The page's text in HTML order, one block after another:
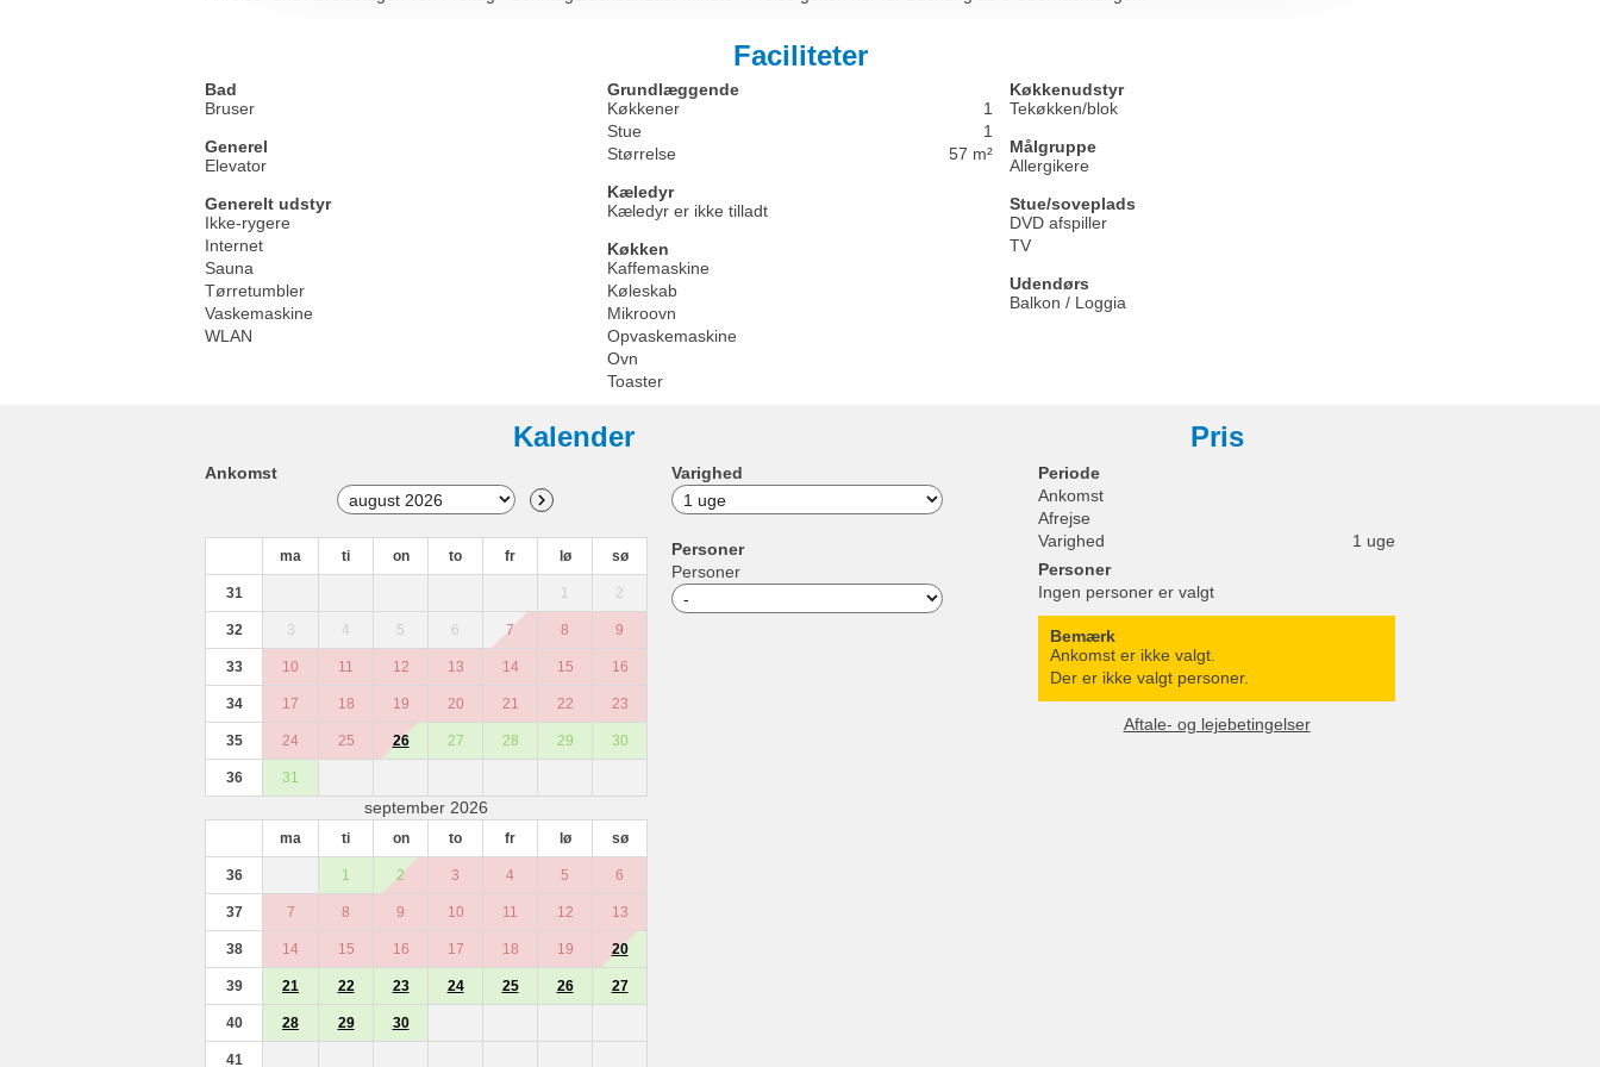
Faciliteter
Bad
Bruser
Generel
Elevator
Generelt udstyr
Ikke-rygere
Internet
Sauna
Tørretumbler
Vaskemaskine
WLAN
Grundlæggende
Køkkener
1
Stue
1
Størrelse
57 m²
Kæledyr
Kæledyr er ikke tilladt
Køkken
Kaffemaskine
Køleskab
Mikroovn
Opvaskemaskine
Ovn
Toaster
Køkkenudstyr
Tekøkken/blok
Målgruppe
Allergikere
Stue/soveplads
DVD afspiller
TV
Udendørs
Balkon / Loggia
Kalender
Ankomst
ma ti on to fr lø sø
31 1 2
32 3 4 5 6 7 8 9
33 10 11 12 13 14 15 16
34 17 18 19 20 21 22 23
35 24 25 26 27 28 29 30
36 31
september 2026
ma ti on to fr lø sø
36 1 2 3 4 5 6
37 7 8 9 10 11 12 13
38 14 15 16 17 18 19 20
39 21 22 23 24 25 26 27
40 28 29 30
41
Varighed
Personer
Personer
Pris
Periode
Ankomst
Afrejse
Varighed
1 uge
Personer
Ingen personer er valgt
Bemærk
Ankomst er ikke valgt.
Der er ikke valgt personer.
Aftale- og lejebetingelser